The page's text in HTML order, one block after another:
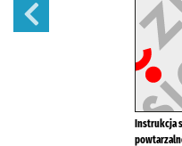
Instrukcja